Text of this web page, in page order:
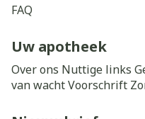
FAQ
Uw apotheek
Over ons Nuttige links
van wachtVoorschrift